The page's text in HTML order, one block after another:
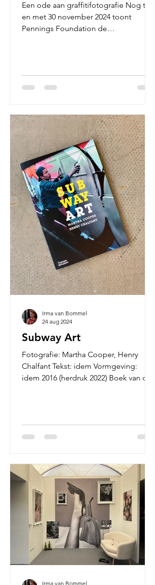
Een ode aan graffitifotografie Nog tot
en met 30 november 2024 toont
Pennings Foundation de
Subway Art
Fotografie: Martha Cooper, Henry
Chalfant Tekst: idem Vormgeving:
idem 2016 (herdruk 2022) Boek van de
Irma van Bommel
24 aug 2024
Irma van Bommel